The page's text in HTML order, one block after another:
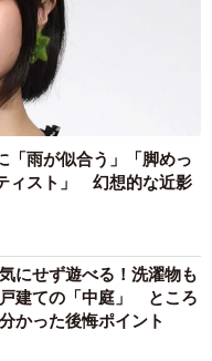
統計調査「新規学卒
roudou/chingin/kouzou/
「雨が似合う」「脚めっ
ィスト」 幻想的な近影
にせず遊べる！洗濯物も
建ての「中庭」 ところ
かった後悔ポイント